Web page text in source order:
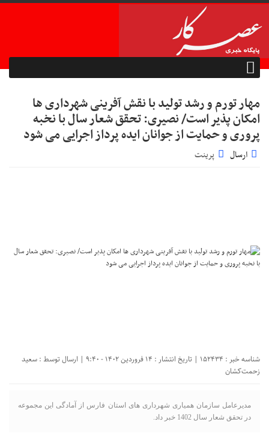
مهار تورم و رشد تولید با نقش آفرینی شهرداری ها
امکان پذیر است/ نصیری: تحقق شعار سال با نخبه
پروری و حمایت از جوانان ایده پرداز اجرایی می شود
ارسال پرینت
شناسه خبر : 152434 | تاریخ انتشار : ۱۴ فروردین ۱۴۰۲ - ۹:۴۰ | ارسال توسط :
سعید
زحمت‌کشان
مدیرعامل سازمان همیاری شهرداری های استان فارس از آمادگی این مجموعه
در تحقق شعار سال 1402 خبر داد.